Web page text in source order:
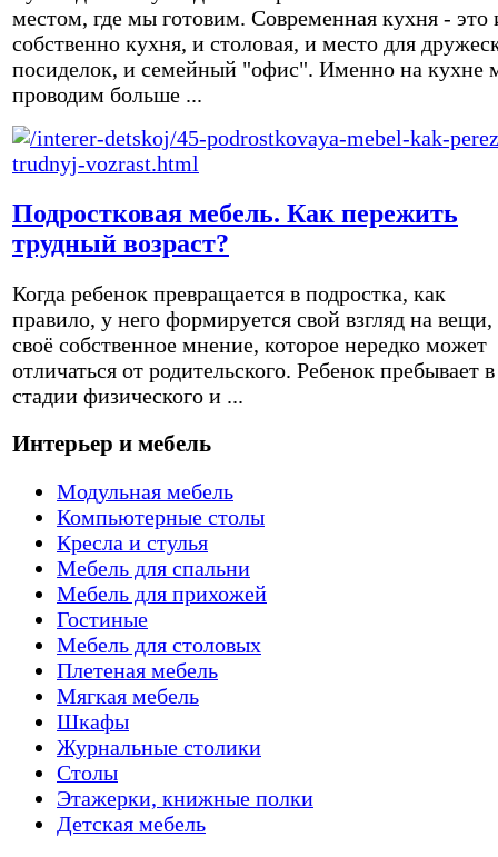
местом, где мы готовим. Современная кухня - это
собственно кухня, и столовая, и место для
посиделок, и семейный "офис". Именно на кухне
проводим больше ...
Подростковая мебель. Как пережить
трудный возраст?
Когда ребенок превращается в подростка, как
правило, у него формируется свой взгляд на вещи,
своё собственное мнение, которое нередко может
отличаться от родительского. Ребенок пребывает в
стадии физического и ...
Интерьер и мебель
Модульная мебель
Компьютерные столы
Кресла и стулья
Мебель для спальни
Мебель для прихожей
Гостиные
Мебель для столовых
Плетеная мебель
Мягкая мебель
Шкафы
Журнальные столики
Столы
Этажерки, книжные полки
Детская мебель